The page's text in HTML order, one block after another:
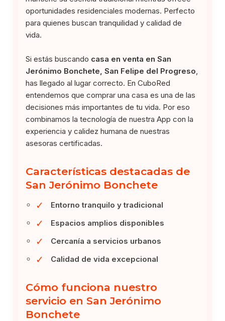
oportunidades residenciales modernas. Perfecto
para quienes buscan tranquilidad y calidad de
vida.
Si estás buscando casa en venta en San
Jerónimo Bonchete, San Felipe del Progreso
has llegado al lugar correcto. En CuboRed
entendemos que comprar una casa es una de las
decisiones más importantes de tu vida. Por eso
combinamos la tecnología de nuestra App con la
experiencia y calidez humana de nuestras
asesoras certificadas.
Características destacadas de
San Jerónimo Bonchete
✓ Entorno tranquilo y tradicional
✓ Espacios amplios disponibles
✓ Cercanía a servicios urbanos
✓ Calidad de vida excepcional
Cómo funciona nuestro
servicio en San Jerónimo
Bonchete